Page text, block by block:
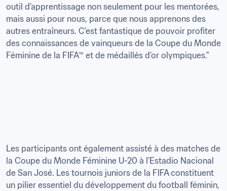
outil d'apprentissage non seulement pour les mentorées,
mais aussi pour nous, parce que nous apprenons des
autres entraîneurs. C'est fantastique de pouvoir profiter
des connaissances de vainqueurs de la Coupe du Monde
Féminine de la FIFA™ et de médaillés d'or olympiques."
Les participants ont également assisté à des matches de
la Coupe du Monde Féminine U-20 à l'Estadio Nacional
de San José. Les tournois juniors de la FIFA constituent
un pilier essentiel du développement du football féminin,